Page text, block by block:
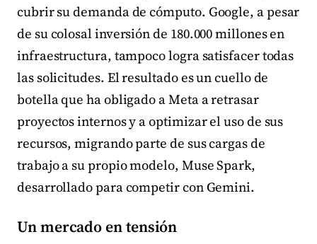
cubrir su demanda de cómputo. Google, a pesar
de su colosal inversión de 180.000 millones en
infraestructura, tampoco logra satisfacer todas
las solicitudes. El resultado es un cuello de
botella que ha obligado a Meta a retrasar
proyectos internos y a optimizar el uso de sus
recursos, migrando parte de sus cargas de
trabajo a su propio modelo, Muse Spark,
desarrollado para competir con Gemini.
Un mercado en tensión